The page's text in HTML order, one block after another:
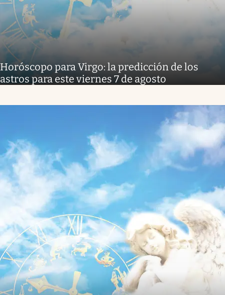
Horóscopo para Virgo: la predicción de los
astros para este viernes 7 de agosto